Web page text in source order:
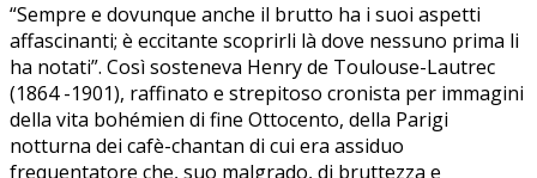
“Sempre e dovunque anche il brutto ha i suoi aspetti
affascinanti; è eccitante scoprirli là dove nessuno prima li
ha notati”. Così sosteneva Henry de Toulouse-Lautrec
(1864 -1901), raffinato e strepitoso cronista per immagini
della vita bohémien di fine Ottocento, della Parigi
notturna dei cafè-chantan di cui era assiduo
frequentatore che, suo malgrado, di bruttezza e